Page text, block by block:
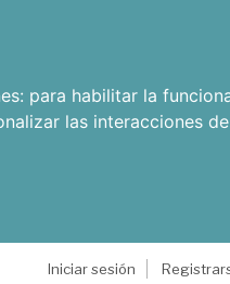
para habilitar la
las interacciones de
Iniciar sesión